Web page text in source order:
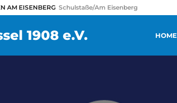
AM EISENBERG Schulstaße/Am Eisenberg
1908 e.V. HOME